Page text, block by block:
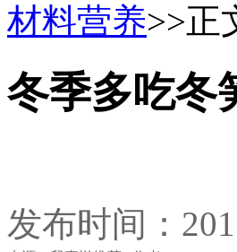
材料营养>>正
冬季多吃冬
发布时间：